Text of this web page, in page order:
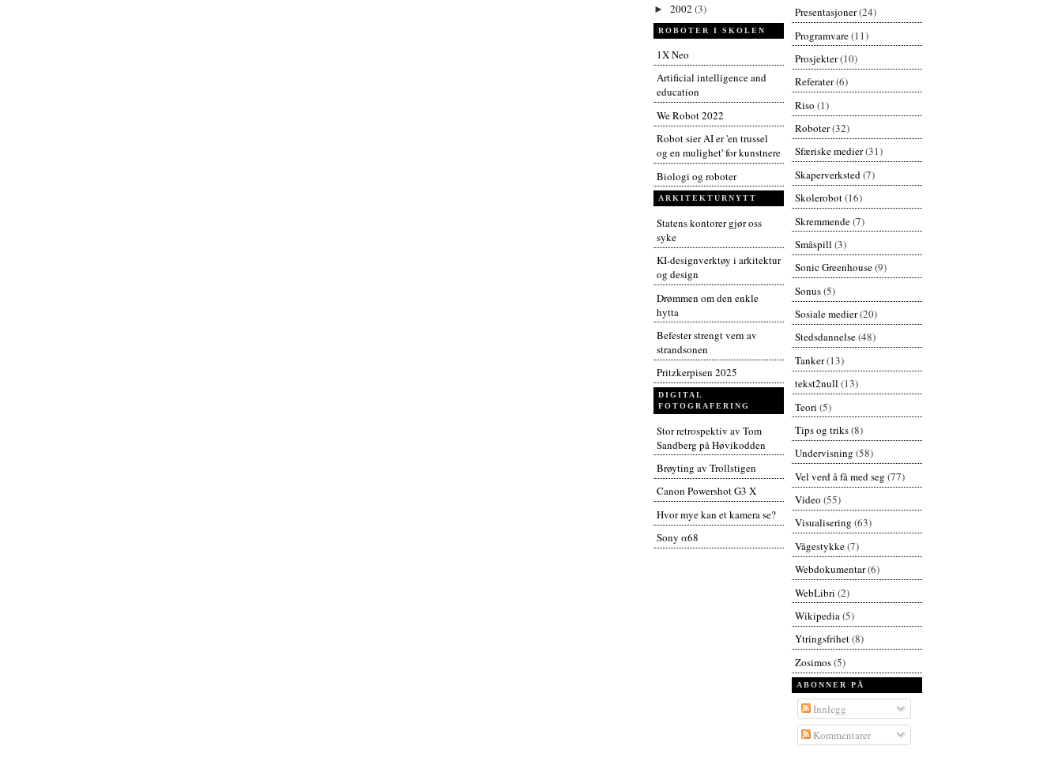
► 2002 (3)
ROBOTER I SKOLEN
1X Neo
Artificial intelligence and
education
We Robot 2022
Robot sier AI er 'en trussel
og en mulighet' for kunstnere
Biologi og roboter
ARKITEKTURNYTT
Statens kontorer gjør oss
syke
KI-designverktøy i arkitektur
og design
Drømmen om den enkle
hytta
Befester strengt vern av
strandsonen
Pritzkerpisen 2025
DIGITAL
FOTOGRAFERING
Stor retrospektiv av Tom
Sandberg på Høvikodden
Brøyting av Trollstigen
Canon Powershot G3 X
Hvor mye kan et kamera se?
Sony α68
Presentasjoner(24)
Programvare(11)
Prosjekter(10)
Referater(6)
Riso (1)
Roboter(32)
Sfæriske medier(31)
Skaperverksted(7)
Skolerobot(16)
Skremmende(7)
Småspill (3)
Sonic Greenhouse(9)
Sonus(5)
Sosiale medier(20)
Stedsdannelse(48)
Tanker(13)
tekst2null (13)
Teori (5)
Tips og triks(8)
Undervisning (58)
Vel verd å få med seg (77)
Video (55)
Visualisering (63)
Vågestykke(7)
Webdokumentar(6)
WebLibri (2)
Wikipedia(5)
Ytringsfrihet(8)
Zosimos(5)
ABONNER PÅ
Innlegg
Kommentarer